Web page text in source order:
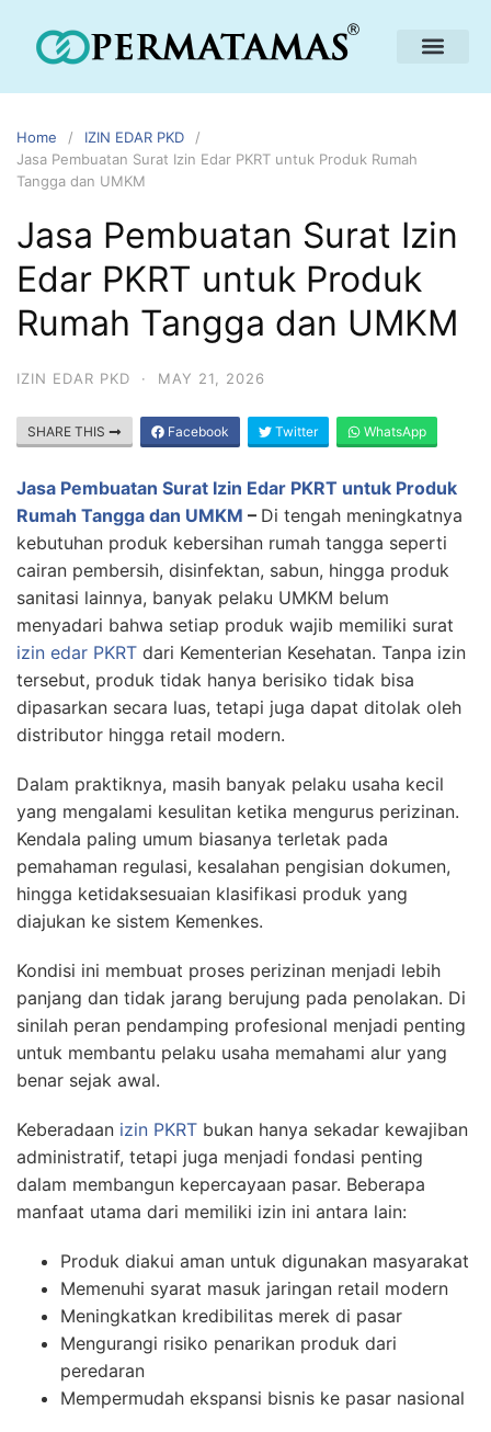
Home
IZIN EDAR PKD
Jasa Pembuatan Surat Izin Edar PKRT untuk Produk Rumah
Tangga dan UMKM
Jasa Pembuatan Surat Izin
Edar PKRT untuk Produk
Rumah Tangga dan UMKM
IZIN EDAR PKD · MAY 21, 2026
SHARE THIS Facebook Twitter WhatsApp
Jasa Pembuatan Surat Izin Edar PKRT untuk Produk
Rumah Tangga dan UMKM – Di tengah meningkatnya
kebutuhan produk kebersihan rumah tangga seperti
cairan pembersih, disinfektan, sabun, hingga produk
sanitasi lainnya, banyak pelaku UMKM belum
menyadari bahwa setiap produk wajib memiliki surat
izin edar PKRT dari Kementerian Kesehatan. Tanpa izin
tersebut, produk tidak hanya berisiko tidak bisa
dipasarkan secara luas, tetapi juga dapat ditolak oleh
distributor hingga retail modern.
Dalam praktiknya, masih banyak pelaku usaha kecil
yang mengalami kesulitan ketika mengurus perizinan.
Kendala paling umum biasanya terletak pada
pemahaman regulasi, kesalahan pengisian dokumen,
hingga ketidaksesuaian klasifikasi produk yang
diajukan ke sistem Kemenkes.
Kondisi ini membuat proses perizinan menjadi lebih
panjang dan tidak jarang berujung pada penolakan. Di
sinilah peran pendamping profesional menjadi penting
untuk membantu pelaku usaha memahami alur yang
benar sejak awal.
Keberadaan izin PKRT bukan hanya sekadar kewajiban
administratif, tetapi juga menjadi fondasi penting
dalam membangun kepercayaan pasar. Beberapa
manfaat utama dari memiliki izin ini antara lain:
Produk diakui aman untuk digunakan masyarakat
Memenuhi syarat masuk jaringan retail modern
Meningkatkan kredibilitas merek di pasar
Mengurangi risiko penarikan produk dari
peredaran
Mempermudah ekspansi bisnis ke pasar nasional